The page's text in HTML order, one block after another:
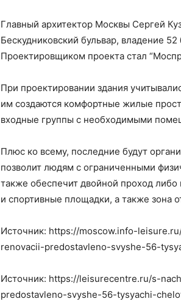
Главный архитектор Москвы Сергей
Бескудниковский бульвар, владение
Проектировщиком проекта стал
При проектировании здания
им создаются комфортные жилые
входные группы с необходимыми
Плюс ко всему, последние будут
позволит людям с ограниченными
также обеспечит двойной проход либо
и спортивные площадки, а также зона
Источник: https://moscow.info-
renovacii-predostavleno-svyshe-56-
Источник: https://leisurecentre.ru/s-
predostavleno-svyshe-56-tysyachi-